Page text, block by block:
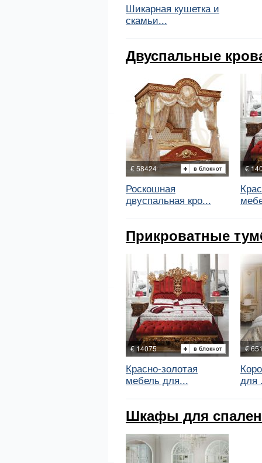
Шикарная кушетка и
скамьи...
Двуспальные
€ 58424
Роскошная
двуспальная кро...
€
Прикроватные
€ 14075
Красно-золотая
мебель для...
€
для
Шкафы для